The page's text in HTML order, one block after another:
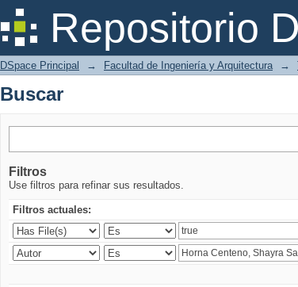
Repositorio
Buscar
DSpace Principal → Facultad de Ingeniería y Arquitectura →
Buscar
Filtros
Use filtros para refinar sus resultados.
Filtros actuales: